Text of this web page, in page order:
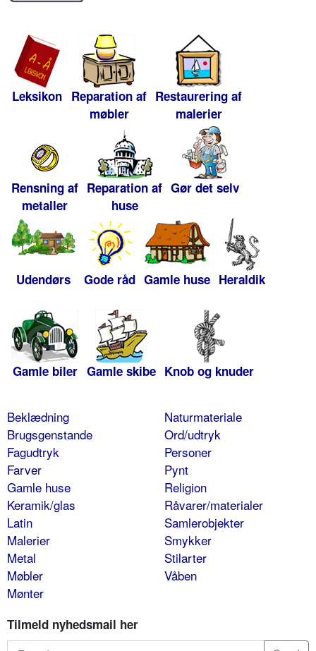
Leksikon Reparation af
møbler
Restaurering af
malerier
Rensning af
metaller
Reparation af
huse
Gør det selv
Udendørs Gode råd Gamle huse Heraldik
Gamle biler Gamle skibe Knob og knuder
Beklædning
Brugsgenstande
Fagudtryk
Farver
Gamle huse
Keramik/glas
Latin
Malerier
Metal
Møbler
Mønter
Naturmateriale
Ord/udtryk
Personer
Pynt
Religion
Råvarer/materialer
Samlerobjekter
Smykker
Stilarter
Våben
Tilmeld nyhedsmail her